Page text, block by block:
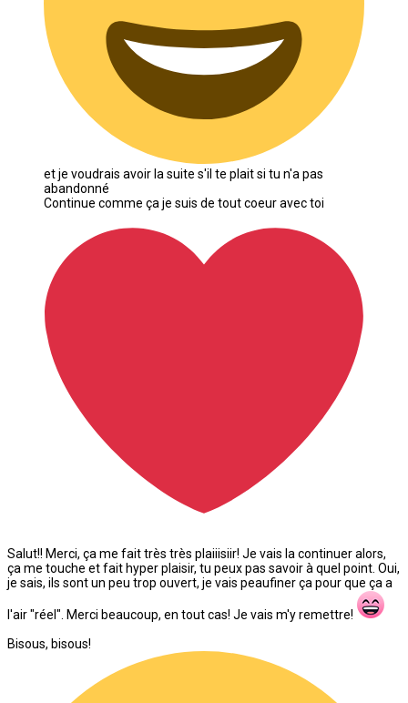
et je voudrais avoir la suite s'il te plait si tu n'a pas
abandonné
Continue comme ça je suis de tout coeur avec toi
Salut!! Merci, ça me fait très très plaiiisiir! Je vais la continuer alors,
ça me touche et fait hyper plaisir, tu peux pas savoir à quel point. Oui,
je sais, ils sont un peu trop ouvert, je vais peaufiner ça pour que ça a
l'air "réel". Merci beaucoup, en tout cas! Je vais m'y remettre!
Bisous, bisous!